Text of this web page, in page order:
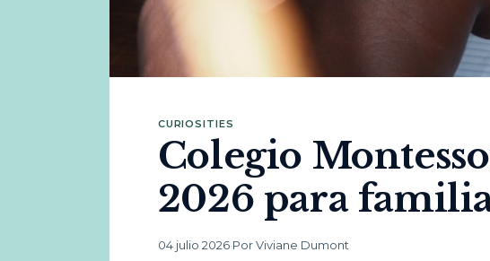
CURIOSITIES
Colegio
2026 para
04 julio 2026·Por Viviane Dumont